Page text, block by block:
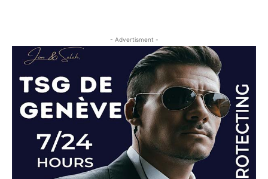
- Advertisment -